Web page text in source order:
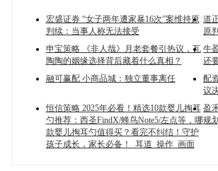
宏盛证券 “女子两年遭家暴16次”案维持原
判续：当事人称无法接受
道
原
申宝策略 《非人哉》月老套餐引热议，瓦
陶陶的姻缘选择背后藏着什么真相？
牛
还
融可赢配 小商品城：独立董事离任
配
议
恒信策略 2025年必看！精选10款婴儿掏耳
勺推荐：西圣FindX/蜂鸟Note5/左点等，哪
款婴儿掏耳勺值得买？看完不纠结！守护
孩子成长，家长必备！_耳道_操作_画面
盈
规